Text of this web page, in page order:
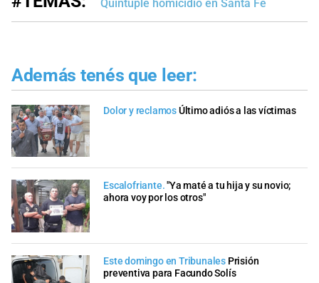
Quíntuple homicidio en Santa Fe
Además tenés que leer:
Dolor y reclamosÚltimo adiós a las víctimas
Escalofriante."Ya maté a tu hija y su novio;
ahora voy por los otros"
Este domingo en Tribunales Prisión
preventiva para Facundo Solís